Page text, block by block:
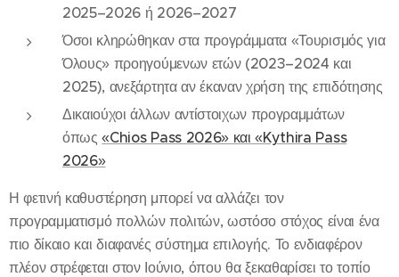
2025–2026 ή 2026–2027
Όσοι κληρώθηκαν στα προγράμματα «Τουρισμός για
Όλους» προηγούμενων ετών (2023–2024 και
2025), ανεξάρτητα αν έκαναν χρήση της επιδότησης
Δικαιούχοι άλλων αντίστοιχων προγραμμάτων
όπως«Chios Pass 2026» και «Kythira Pass
2026»
Η φετινή καθυστέρηση μπορεί να αλλάζει τον
προγραμματισμό πολλών πολιτών, ωστόσο στόχος είναι ένα
πιο δίκαιο και διαφανές σύστημα επιλογής. Το ενδιαφέρον
πλέον στρέφεται στον Ιούνιο, όπου θα ξεκαθαρίσει το τοπίο